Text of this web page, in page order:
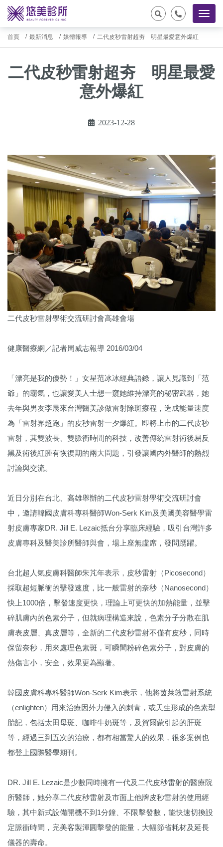
首頁 最新消息 媒體報導 二代皮秒雷射超夯 明星最愛意外爆紅
二代皮秒雷射超夯 明星最愛
意外爆紅
2023-12-28
二代皮秒雷射學術交流研討會高雄會場
健康醫療網／記者周威志報導 2016/03/04
「漂亮是我的優勢！」女星范冰冰經典語錄，讓人見識到「范
爺」的霸氣，也讓愛美人士想一窺她維持漂亮的秘密武器，她
去年與男友李晨來台灣醫美診做雷射除斑療程，造成能量速度
為「雷射界超跑」的皮秒雷射一夕爆紅。即將上市的二代皮秒
雷射，其雙波長、雙脈衝時間的科技，改善傳統雷射術後易反
黑及術後紅腫有恢復期的兩大問題，引發讓國內外醫師的熱烈
討論與交流。
近日分別在台北、高雄舉辦的二代皮秒雷射學術交流研討會
中，邀請韓國皮膚科專科醫師Won-Serk Kim及美國美容醫學雷
射皮膚專家DR. Jill E. Lezaic抵台分享臨床經驗，吸引台灣許多
皮膚專科及醫美診所醫師與會，場上座無虛席，發問踴躍。
台北超人氣皮膚科醫師朱芃年表示，皮秒雷射（Picosecond）
採取超短脈衝的擊發速度，比一般雷射的奈秒（Nanosecond）
快上1000倍，擊發速度更快，理論上可更快的加熱能量，並擊
碎肌膚內的色素分子，但就病理構造來說，色素分子分散在肌
膚表皮層、真皮層等，全新的二代皮秒雷射不僅有皮秒，同時
保留奈秒，用來處理色素斑，可瞬間粉碎色素分子，對皮膚的
熱傷害小，安全，效果更為顯著。
韓國皮膚科專科醫師Won-Serk Kim表示，他將茵萊敦雷射系統
（enlighten）用來治療因外力侵入的刺青，或天生形成的色素型
胎記，包括太田母斑、咖啡牛奶斑等，及賀爾蒙引起的肝斑
等，經過三到五次的治療，都有相當驚人的效果，很多案例也
都登上國際醫學期刊。
DR. Jill E. Lezaic是少數同時擁有一代及二代皮秒雷射的醫療院
所醫師，她分享二代皮秒雷射及市面上他牌皮秒雷射的使用經
驗，其中新式設備開機不到1分鐘、不限擊發數，能快速切換設
定脈衝時間，完美客製渾圓擊發的能量，大幅節省耗材及延長
儀器的壽命。